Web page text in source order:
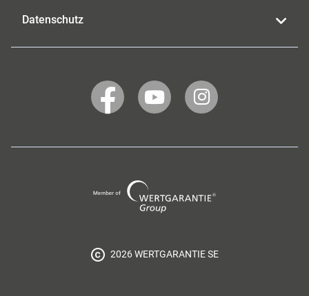
Datenschutz
WERTGARANTIE
auf
WERTGARANTIE
auf
WERTGARANTIE
auf
Group
2026 WERTGARANTIE SE